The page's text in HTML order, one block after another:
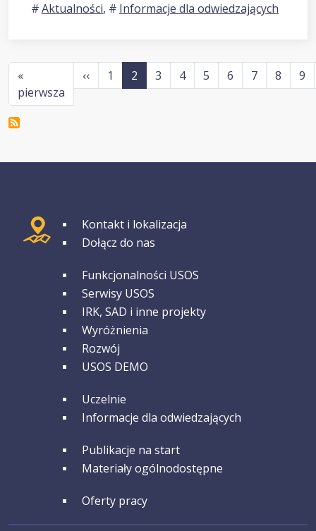
Aktualności, Informacje dla odwiedzających
Stronicowanie
«
pierwsza Pierwsza strona
‹‹Poprzednia strona
1 2 3 4 5 6 7 8 9
GRUPA 1Kontakt i lokalizacja
Dołącz do nas
GRUPA 2Funkcjonalności USOS
Serwisy USOS
IRK, SAD i inne projekty
Wyróżnienia
Rozwój
USOS DEMO
GRUPA 3Uczelnie
Informacje dla odwiedzających
GRUPA 4Publikacje na start
Materiały ogólnodostępne
GRUPA 5Oferty pracy